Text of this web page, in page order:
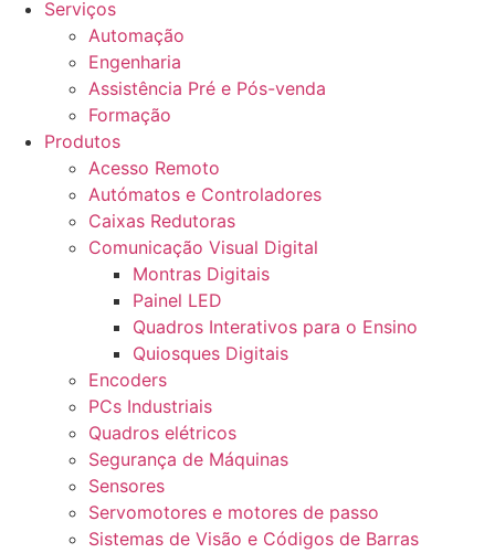
Serviços
Automação
Engenharia
Assistência Pré e Pós-venda
Formação
Produtos
Acesso Remoto
Autómatos e Controladores
Caixas Redutoras
Comunicação Visual Digital
Montras Digitais
Painel LED
Quadros Interativos para o Ensino
Quiosques Digitais
Encoders
PCs Industriais
Quadros elétricos
Segurança de Máquinas
Sensores
Servomotores e motores de passo
Sistemas de Visão e Códigos de Barras